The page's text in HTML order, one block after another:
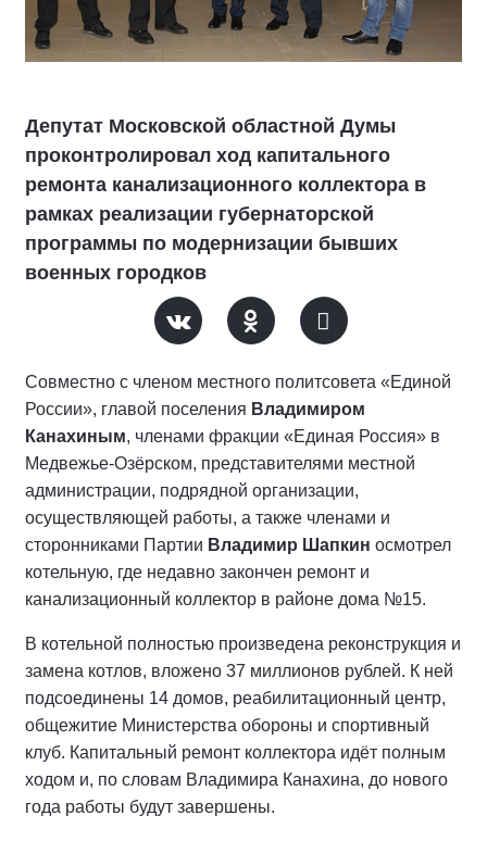
Депутат Московской областной Думы
проконтролировал ход капитального
ремонта канализационного коллектора в
рамках реализации губернаторской
программы по модернизации бывших
военных городков
Совместно с членом местного политсовета «Единой
России», главой поселения Владимиром
Канахиным, членами фракции «Единая Россия» в
Медвежье-Озёрском, представителями местной
администрации, подрядной организации,
осуществляющей работы, а также членами и
сторонниками Партии Владимир Шапкин осмотрел
котельную, где недавно закончен ремонт и
канализационный коллектор в районе дома №15.
В котельной полностью произведена реконструкция и
замена котлов, вложено 37 миллионов рублей. К ней
подсоединены 14 домов, реабилитационный центр,
общежитие Министерства обороны и спортивный
клуб. Капитальный ремонт коллектора идёт полным
ходом и, по словам Владимира Канахина, до нового
года работы будут завершены.